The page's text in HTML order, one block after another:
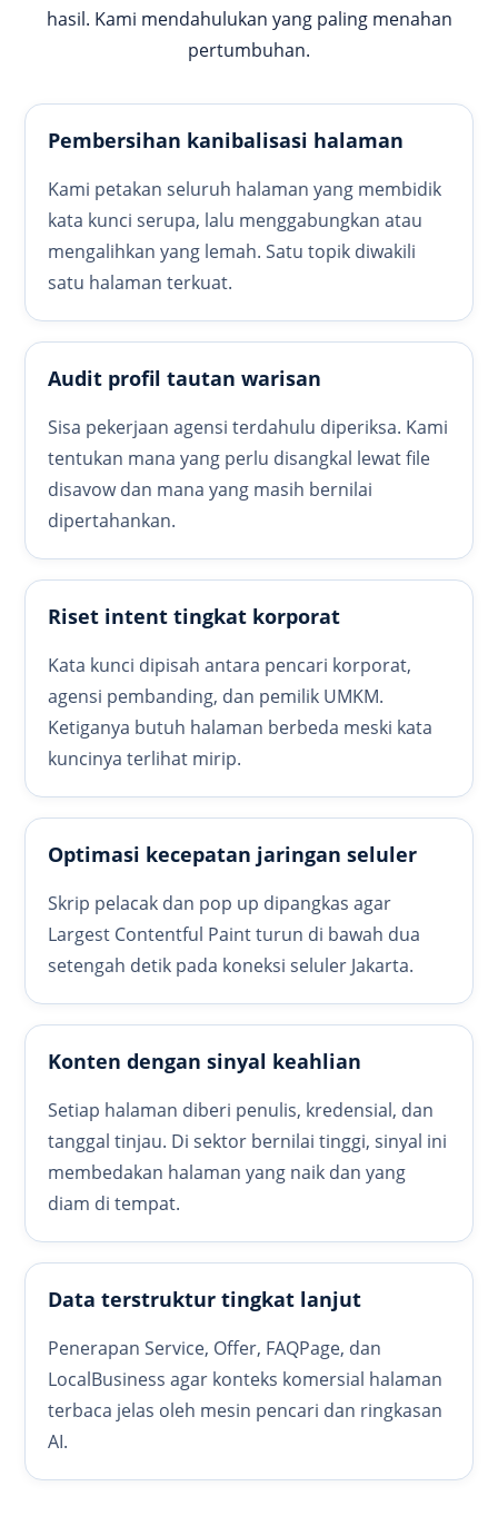
hasil. Kami mendahulukan yang paling menahan
pertumbuhan.
Pembersihan kanibalisasi halaman
Kami petakan seluruh halaman yang membidik
kata kunci serupa, lalu menggabungkan atau
mengalihkan yang lemah. Satu topik diwakili
satu halaman terkuat.
Audit profil tautan warisan
Sisa pekerjaan agensi terdahulu diperiksa. Kami
tentukan mana yang perlu disangkal lewat file
disavow dan mana yang masih bernilai
dipertahankan.
Riset intent tingkat korporat
Kata kunci dipisah antara pencari korporat,
agensi pembanding, dan pemilik UMKM.
Ketiganya butuh halaman berbeda meski kata
kuncinya terlihat mirip.
Optimasi kecepatan jaringan seluler
Skrip pelacak dan pop up dipangkas agar
Largest Contentful Paint turun di bawah dua
setengah detik pada koneksi seluler Jakarta.
Konten dengan sinyal keahlian
Setiap halaman diberi penulis, kredensial, dan
tanggal tinjau. Di sektor bernilai tinggi, sinyal ini
membedakan halaman yang naik dan yang
diam di tempat.
Data terstruktur tingkat lanjut
Penerapan Service, Offer, FAQPage, dan
LocalBusiness agar konteks komersial halaman
terbaca jelas oleh mesin pencari dan ringkasan
AI.